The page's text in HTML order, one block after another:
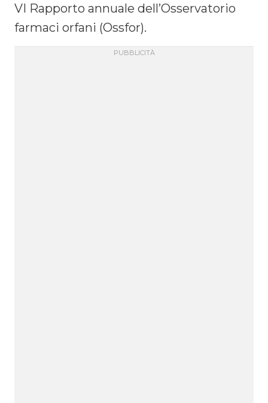
VI Rapporto annuale dell’Osservatorio
farmaci orfani (Ossfor).